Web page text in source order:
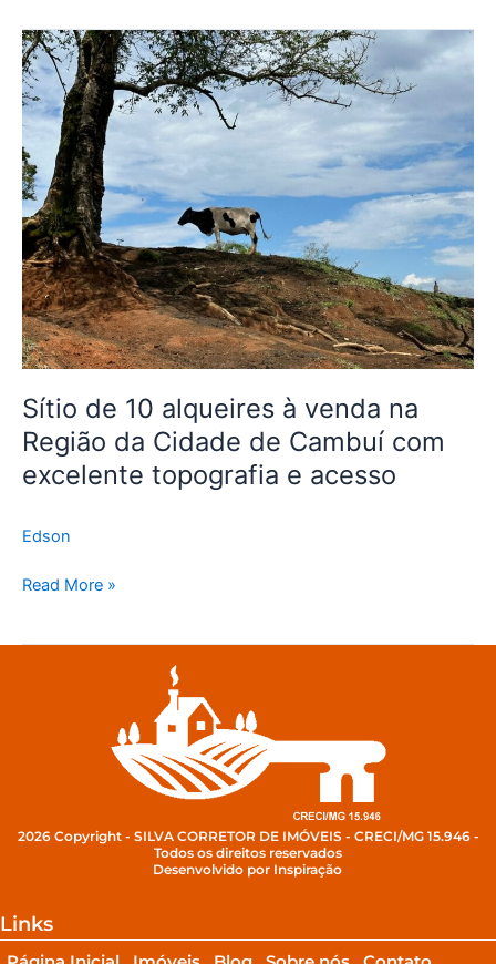
Sítio de 10 alqueires à venda na
Região da Cidade de Cambuí com
excelente topografia e acesso
Edson
Sítio
de
10
alqueires
à
venda
na
Região
da
Cidade
de
Cambuí
com
topografia
e
acesso
Read More »
2026 Copyright - SILVA CORRETOR DE IMÓVEIS - CRECI/MG 15.946 -
Todos os direitos reservados
Desenvolvido por Inspiração
Links